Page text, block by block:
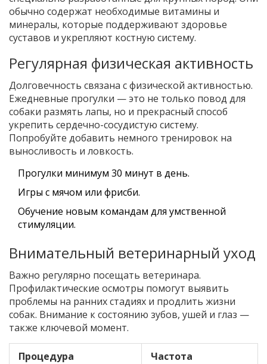
обычно содержат необходимые витамины и
минералы, которые поддерживают здоровье
суставов и укрепляют костную систему.
Регулярная физическая активность
Долговечность связана с физической активностью.
Ежедневные прогулки — это не только повод для
собаки размять лапы, но и прекрасный способ
укрепить сердечно-сосудистую систему.
Попробуйте добавить немного тренировок на
выносливость и ловкость.
Прогулки минимум 30 минут в день.
Игры с мячом или фрисби.
Обучение новым командам для умственной
стимуляции.
Внимательный ветеринарный уход
Важно регулярно посещать ветеринара.
Профилактические осмотры помогут выявить
проблемы на ранних стадиях и продлить жизни
собак. Внимание к состоянию зубов, ушей и глаз —
также ключевой момент.
Процедура
Частота